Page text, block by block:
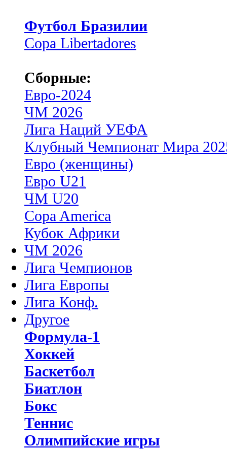
Футбол Бразилии
Copa Libertadores
Сборные:
Евро-2024
ЧМ 2026
Лига Наций УЕФА
Клубный Чемпионат Мира
Евро (женщины)
Евро U21
ЧМ U20
Copa America
Кубок Африки
ЧМ 2026
Лига Чемпионов
Лига Европы
Лига Конф.
Другое
Формула-1
Хоккей
Баскетбол
Биатлон
Бокс
Теннис
Олимпийские игры